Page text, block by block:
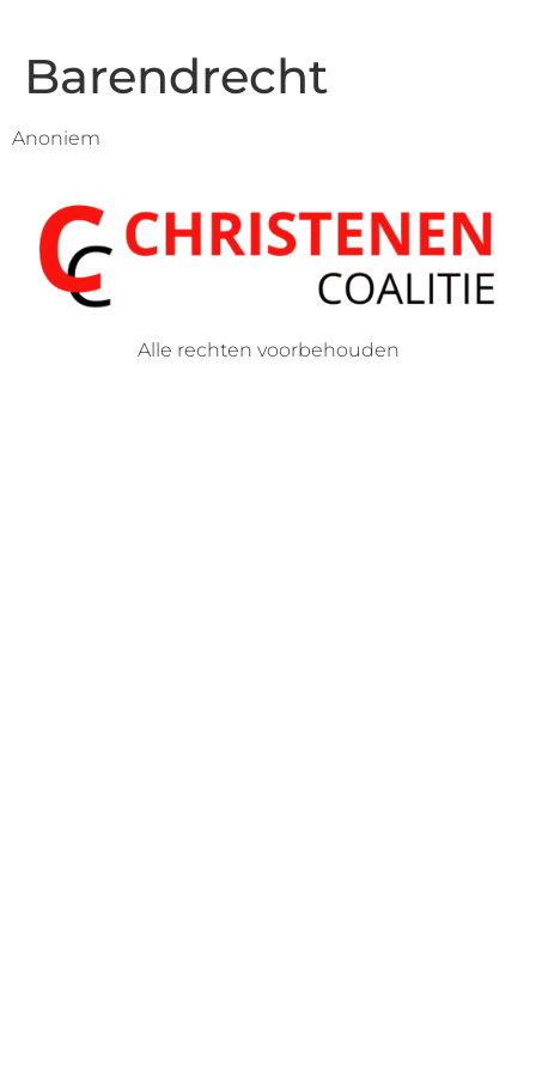
Barendrecht
Anoniem
Alle rechten voorbehouden